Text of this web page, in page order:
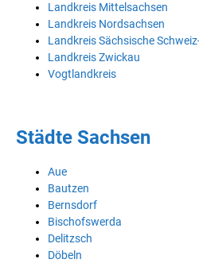
Landkreis Mittelsachsen
Landkreis Nordsachsen
Landkreis Sächsische
Landkreis Zwickau
Vogtlandkreis
Städte Sachsen
Aue
Bautzen
Bernsdorf
Bischofswerda
Delitzsch
Döbeln